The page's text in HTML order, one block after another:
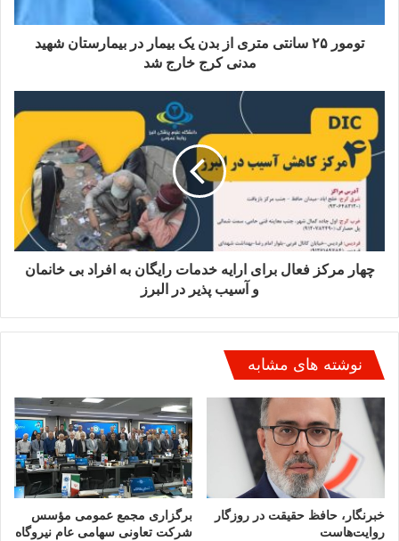
تومور ۲۵ سانتی متری از بدن یک بیمار در بیمارستان شهید
مدنی کرج خارج شد
چهار مرکز فعال برای ارایه خدمات رایگان به افراد بی خانمان
و آسیب پذیر در البرز
نوشته های مشابه
خبرنگار، حافظ حقیقت در روزگار
روایت‌هاست
برگزاری مجمع عمومی مؤسس
شرکت تعاونی سهامی عام نیروگاه